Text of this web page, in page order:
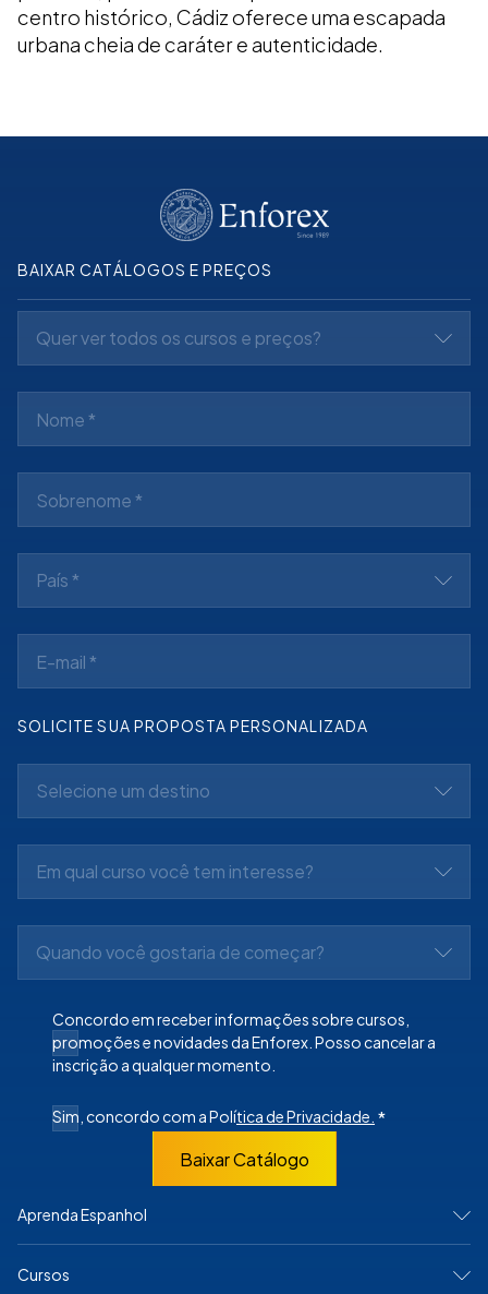
centro histórico, Cádiz oferece uma escapada
urbana cheia de caráter e autenticidade.
Aprenda Espanhol
Madrid
Cursos
BAIXAR CATÁLOGOS E PREÇOS
Quer ver todos os cursos e preços?
País *
SOLICITE SUA PROPOSTA PERSONALIZADA
Selecione um destino
Em qual curso você tem interesse?
Quando você gostaria de começar?
Concordo em receber informações sobre cursos,
promoções e novidades da Enforex. Posso cancelar a
inscrição a qualquer momento.
Sim, concordo com a Política de Privacidade. *
Baixar Catálogo